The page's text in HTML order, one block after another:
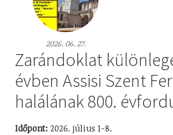
2026. 06. 27.
Zarándoklat
évben Assisi Szent
halálának 800.
Időpont: 2026. július 1-8.